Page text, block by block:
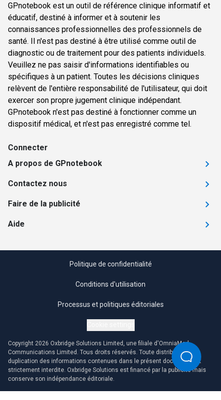
GPnotebook est un outil de référence clinique informatif et
éducatif, destiné à informer et à soutenir les
connaissances professionnelles des professionnels de
santé. Il n'est pas destiné à être utilisé comme outil de
diagnostic ou de traitement pour des patients individuels.
Veuillez ne pas saisir d'informations identifiables ou
spécifiques à un patient. Toutes les décisions cliniques
relèvent de l'entière responsabilité de l'utilisateur, qui doit
exercer son propre jugement clinique indépendant.
GPnotebook n'est pas destiné à fonctionner comme un
dispositif médical, et n'est pas enregistré comme tel.
Connecter
A propos de GPnotebook
Contactez nous
Faire de la publicité
Aide
Politique de confidentialité
Conditions d'utilisation
Processus et politiques éditoriales
Copyright 2026 Oxbridge Solutions Limited, une filiale d'OmniaMed
Communications Limited. Tous droits réservés. Toute distribution ou
duplication des informations contenues dans le présent document est
strictement interdite. Oxbridge Solutions est financé par la publicité mais
conserve son indépendance éditoriale.